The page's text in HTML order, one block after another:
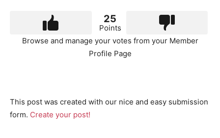
25
Points
Browse and manage your votes from your Member
Profile Page
This post was created with our nice and easy submission
form. Create your post!